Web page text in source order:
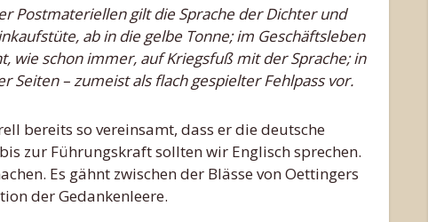
ab in die gelbe Tonne; im Geschäftsleben
wie schon immer, auf Kriegsfuß mit der Sprache; in
– zumeist als flach gespielter Fehlpass vor.
bereits so vereinsamt, dass er die deutsche
zur Führungskraft sollten wir Englisch sprechen.
Es gähnt zwischen der Blässe von Oettingers
der Gedankenleere.